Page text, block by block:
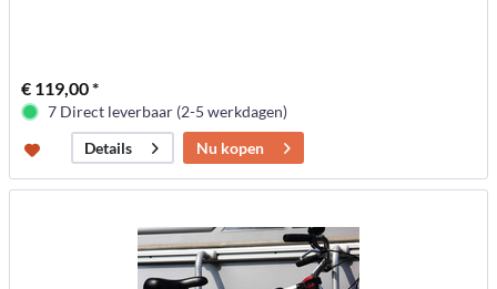
€ 119,00 *
7 Direct leverbaar (2-5 werkdagen)
Details
Nu kopen